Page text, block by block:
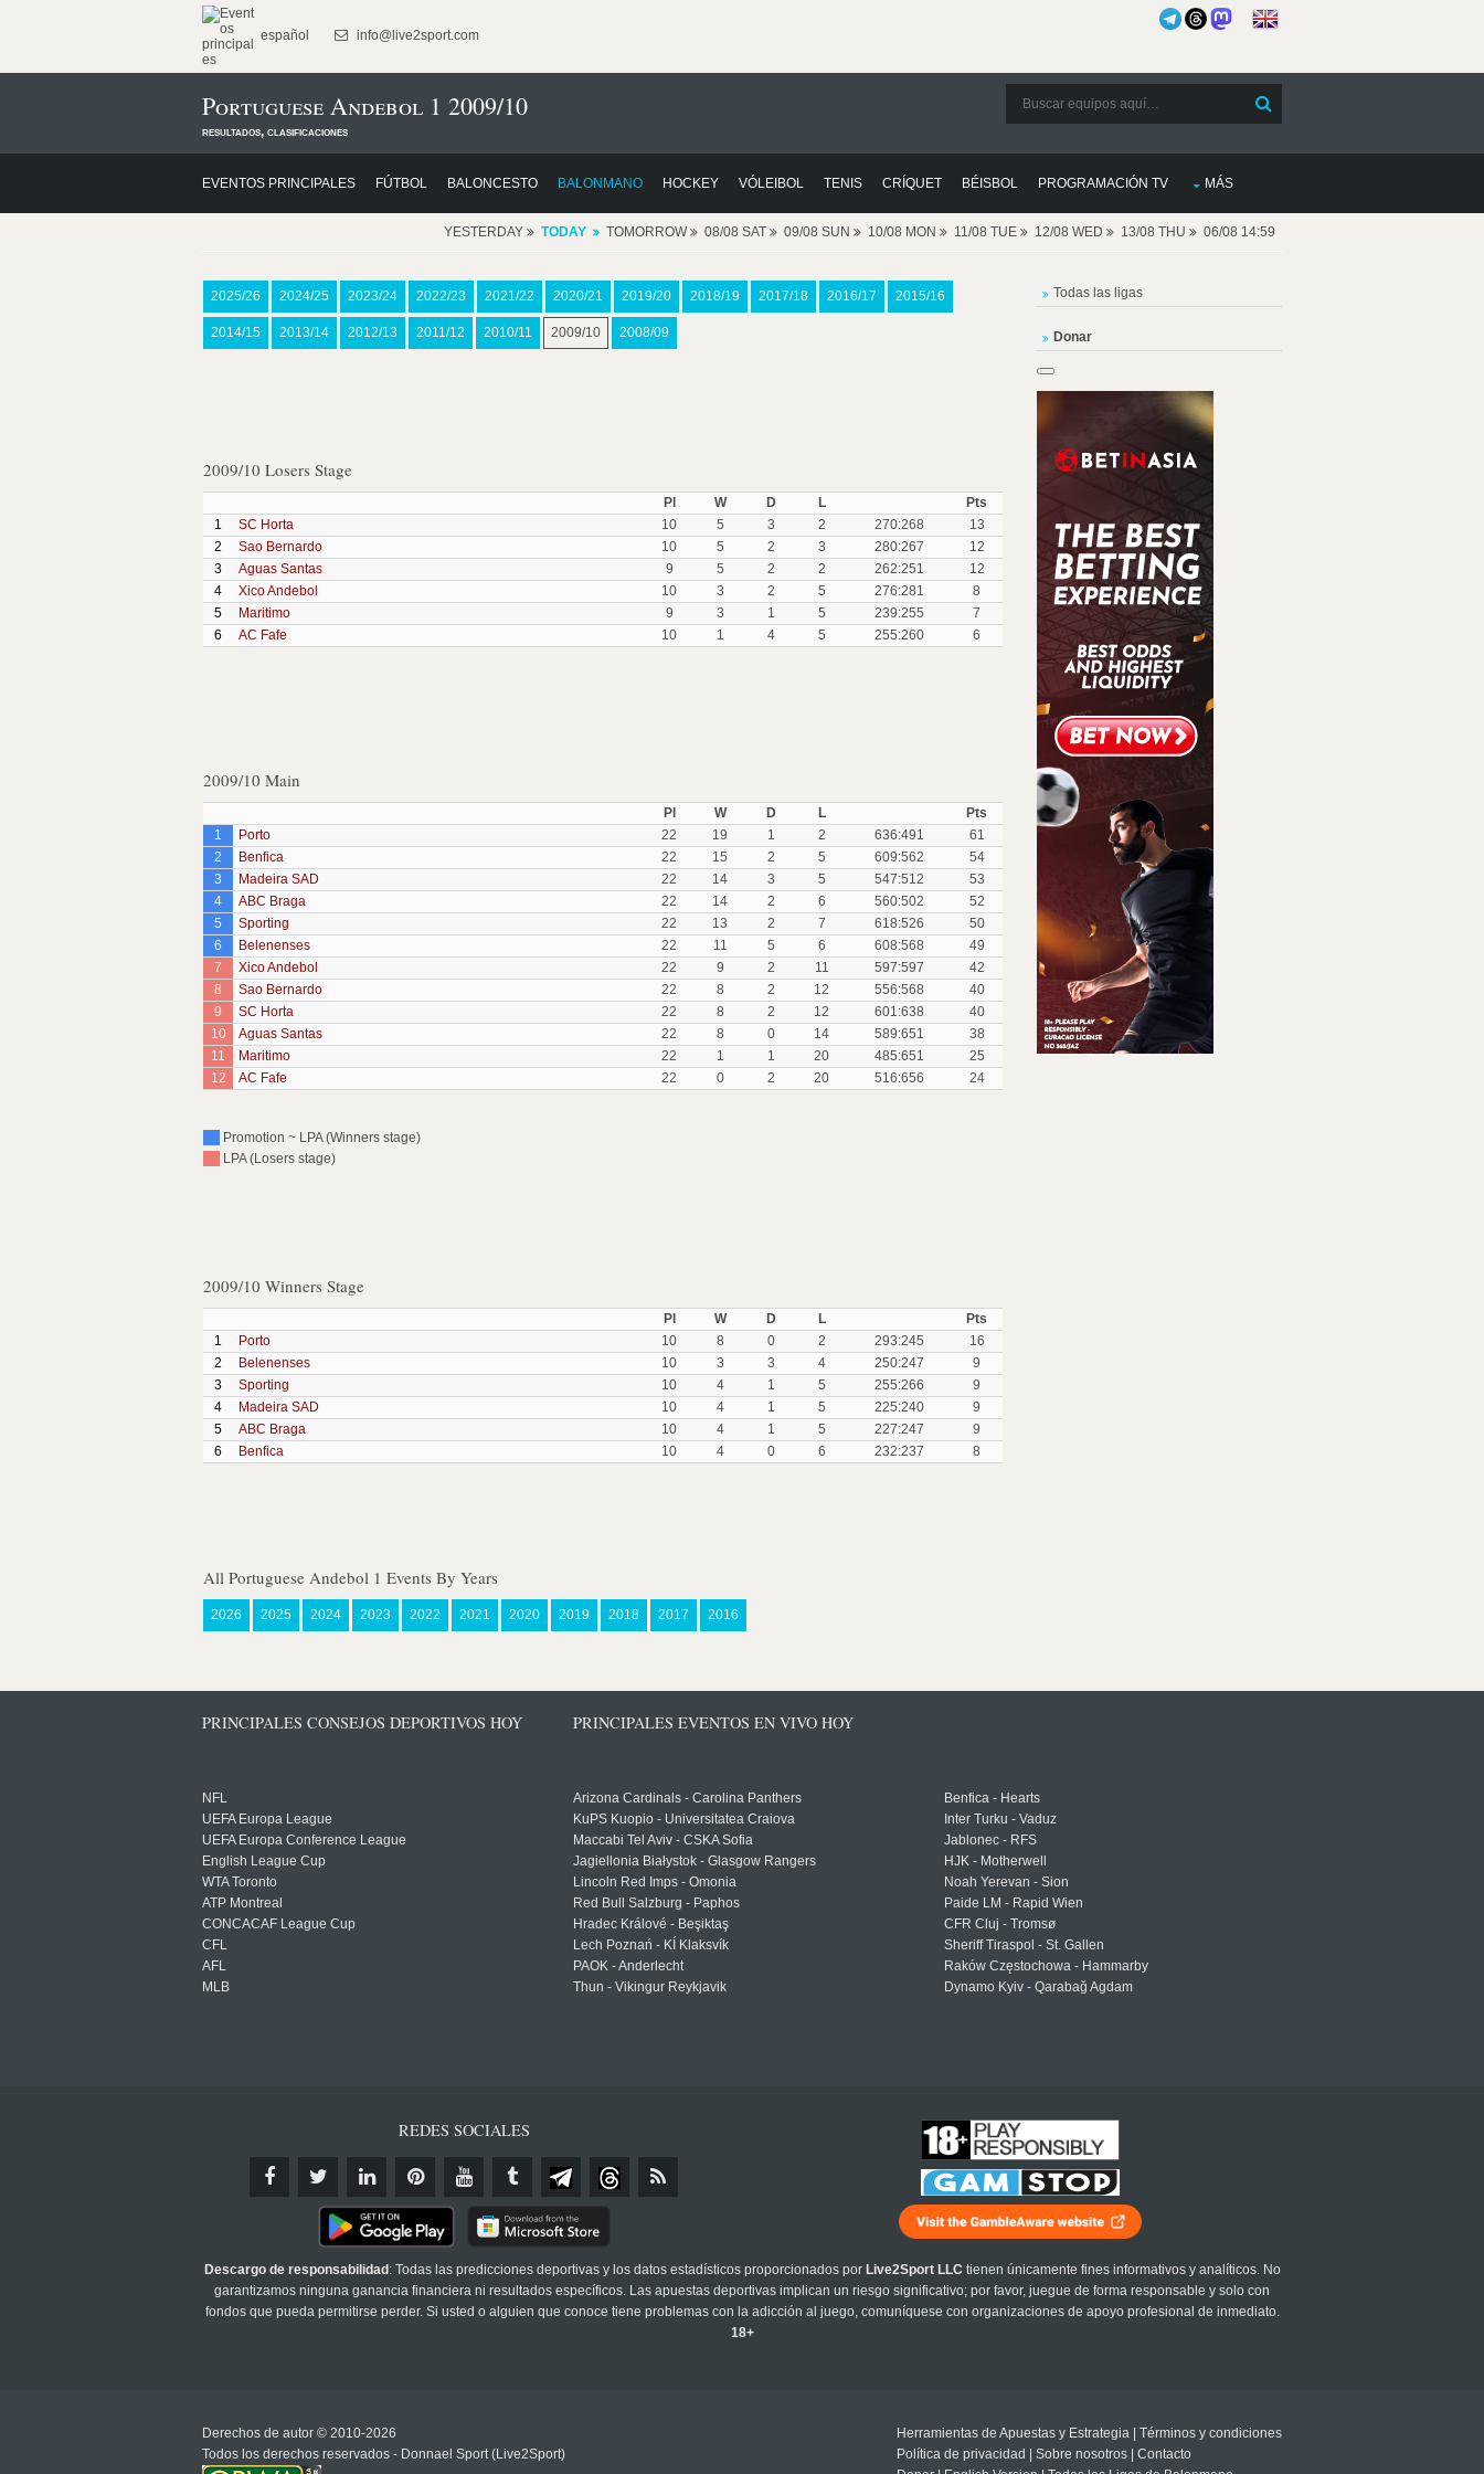
español info@live2sport.com
Portuguese Andebol 1 2009/10
resultados, clasificaciones
EVENTOS PRINCIPALES FÚTBOL BALONCESTO BALONMANO HOCKEY VÓLEIBOL TENIS CRÍQUET BÉISBOL PROGRAMACIÓN TV MÁS
YESTERDAY TODAY TOMORROW 08/08 SAT 09/08 SUN 10/08 MON 11/08 TUE 12/08 WED 13/08 THU 06/08 14:59
2025/26 2024/25 2023/24 2022/23 2021/22 2020/21 2019/20 2018/19 2017/18 2016/17 2015/16
2014/15 2013/14 2012/13 2011/12 2010/11 2009/10 2008/09
2009/10 Losers Stage
Pl W D L
Pts
1
SC Horta 10 5 3 2 270:268
13
2
Sao Bernardo 10 5 2 3 280:267
12
3
Aguas Santas 9 5 2 2 262:251
12
4
Xico Andebol 10 3 2 5 276:281
8
5
Maritimo 9 3 1 5 239:255
7
6
AC Fafe 10 1 4 5 255:260 6
2009/10 Main
Pl W D L
Pts
1
Porto 22 19 1 2 636:491
61
2
Benfica 22 15 2 5 609:562
54
3
Madeira SAD 22 14 3 5 547:512
53
4
ABC Braga 22 14 2 6 560:502
52
5
Sporting 22 13 2 7 618:526
50
6
Belenenses 22 11 5 6 608:568
49
7
Xico Andebol 22 9 2 11 597:597
42
8
Sao Bernardo 22 8 2 12 556:568
40
9
SC Horta 22 8 2 12 601:638
40
10
Aguas Santas 22 8 0 14 589:651
38
11
Maritimo 22 1 1 20 485:651
25
12
AC Fafe 22 0 2 20 516:656 24
Promotion ~ LPA (Winners stage)
LPA (Losers stage)
2009/10 Winners Stage
Pl W D L
Pts
1
Porto 10 8 0 2 293:245
16
2
Belenenses 10 3 3 4 250:247
9
3
Sporting 10 4 1 5 255:266
9
4
Madeira SAD 10 4 1 5 225:240
9
5
ABC Braga 10 4 1 5 227:247
9
6
Benfica 10 4 0 6 232:237 8
All Portuguese Andebol 1 Events By Years
2026 2025 2024 2023 2022 2021 2020 2019 2018 2017 2016
Todas las ligas
Donar
PRINCIPALES CONSEJOS DEPORTIVOS HOY
NFL
UEFA Europa League
UEFA Europa Conference League
English League Cup
WTA Toronto
ATP Montreal
CONCACAF League Cup
CFL
AFL
MLB
PRINCIPALES EVENTOS EN VIVO HOY
Arizona Cardinals - Carolina Panthers
KuPS Kuopio - Universitatea Craiova
Maccabi Tel Aviv - CSKA Sofia
Jagiellonia Białystok - Glasgow Rangers
Lincoln Red Imps - Omonia
Red Bull Salzburg - Paphos
Hradec Králové - Beşiktaş
Lech Poznań - KÍ Klaksvík
PAOK - Anderlecht
Thun - Vikingur Reykjavik
Benfica - Hearts
Inter Turku - Vaduz
Jablonec - RFS
HJK - Motherwell
Noah Yerevan - Sion
Paide LM - Rapid Wien
CFR Cluj - Tromsø
Sheriff Tiraspol - St. Gallen
Raków Częstochowa - Hammarby
Dynamo Kyiv - Qarabağ Agdam
REDES SOCIALES
Descargo de responsabilidad : Todas las predicciones deportivas y los datos estadísticos proporcionados por Live2Sport LLC tienen únicamente fines informativos y analíticos. No
garantizamos ninguna ganancia financiera ni resultados específicos. Las apuestas deportivas implican un riesgo significativo; por favor, juegue de forma responsable y solo con
fondos que pueda permitirse perder. Si usted o alguien que conoce tiene problemas con la adicción al juego, comuníquese con organizaciones de apoyo profesional de inmediato.
18+
Derechos de autor © 2010-2026
Todos los derechos reservados - Donnael Sport (Live2Sport)
Herramientas de Apuestas y Estrategia
Términos y condiciones
Política de privacidad
Sobre nosotros
Contacto